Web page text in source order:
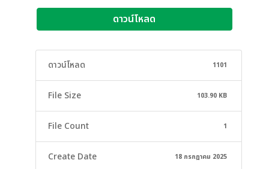
ดาวน์โหลด
ดาวน์โหลด 1101
File Size 103.90 KB
File Count 1
Create Date 18 กรกฎาคม 2025